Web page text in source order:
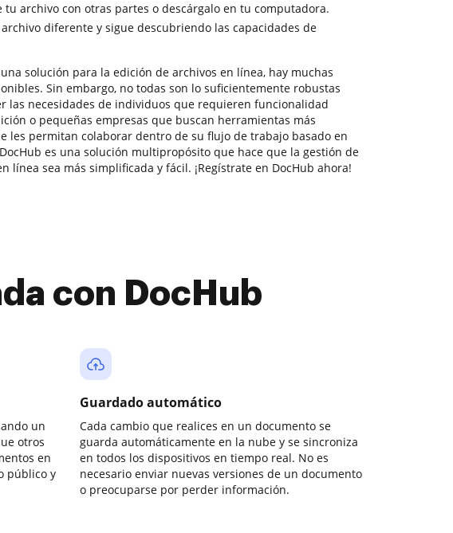
tu archivo con otras partes o descárgalo en tu computadora.
diferente y sigue descubriendo las capacidades de
solución para la edición de archivos en línea, hay muchas
Sin embargo, no todas son lo suficientemente robustas
las necesidades de individuos que requieren funcionalidad
o pequeñas empresas que buscan herramientas más
les permitan colaborar dentro de su flujo de trabajo basado en
es una solución multipropósito que hace que la gestión de
línea sea más simplificada y fácil. ¡Regístrate en DocHub ahora!
con DocHub
un
otros
en
público y
Guardado automático
Cada cambio que realices en un documento se
guarda automáticamente en la nube y se sincroniza
en todos los dispositivos en tiempo real. No es
necesario enviar nuevas versiones de un documento
o preocuparse por perder información.